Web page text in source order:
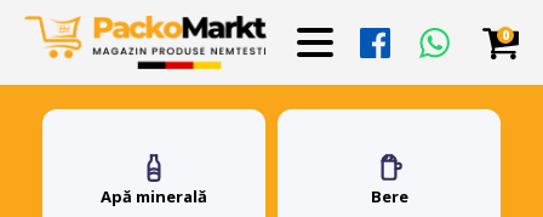
0
Apă minerală Bere